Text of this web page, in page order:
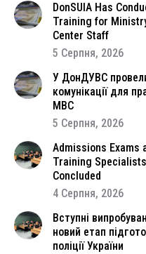
DonSUIA Has
Training for
Center Staff
5 Серпня, 2026
У ДонДУВС
комунікації для
МВС
5 Серпня, 2026
Admissions Exams
Training
Concluded
4 Серпня, 2026
Вступні
новий етап
поліції України